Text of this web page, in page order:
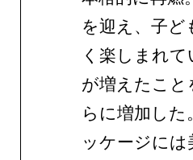
を迎え、子ど
く楽しまれ
が増えたこ
らに増加し
ッケージに